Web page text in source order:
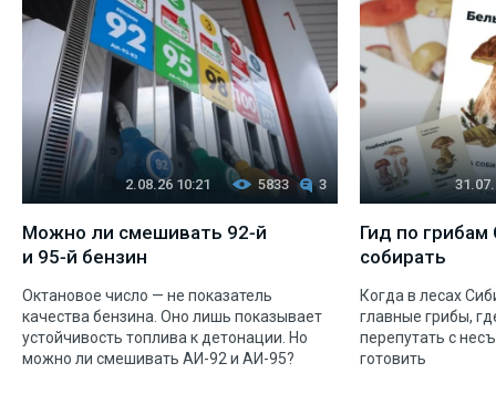
2.08.26 10:21 5833 3
Можно ли смешивать 92‑й
и 95‑й бензин
Октановое число — не показатель
качества бензина. Оно лишь показывает
устойчивость топлива к детонации. Но
можно ли смешивать АИ-92 и АИ-95?
Гид по грибам
собирать
Когда в лесах
главные грибы,
перепутать с
готовить